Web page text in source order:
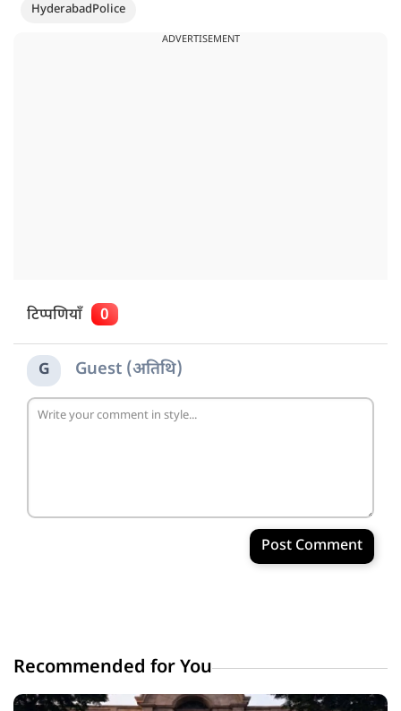
HyderabadPolice
ADVERTISEMENT
टिप्पणियाँ 0
G Guest (अतिथि)
Post Comment
Recommended for You